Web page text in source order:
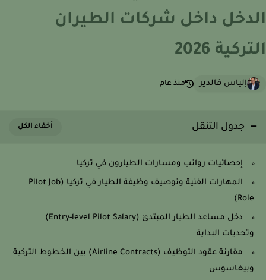
داخل شركات الطيران
2026
إلياس فالدير منذ عام
جدول التنقل
إحصائيات رواتب ومسارات الطيارون في تركيا
المهارات الفنية وتوصيف وظيفة الطيار في تركيا (Pilot Job
Role)
دخل مساعد الطيار المبتدئ (Entry-level Pilot Salary)
وتحديات البداية
مقارنة عقود التوظيف (Airline Contracts) بين الخطوط التركية
وبيغاسوس